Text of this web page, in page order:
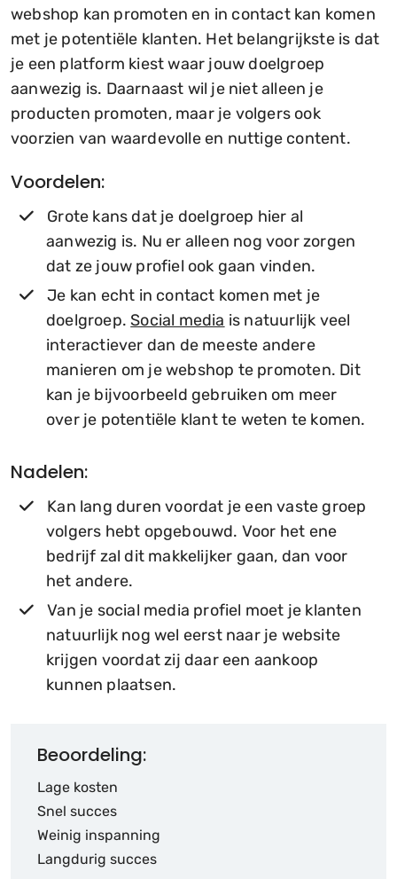
webshop kan promoten en in contact kan komen
met je potentiële klanten. Het belangrijkste is dat
je een platform kiest waar jouw doelgroep
aanwezig is. Daarnaast wil je niet alleen je
producten promoten, maar je volgers ook
voorzien van waardevolle en nuttige content.
Voordelen:
Grote kans dat je doelgroep hier al
aanwezig is. Nu er alleen nog voor zorgen
dat ze jouw profiel ook gaan vinden.
Je kan echt in contact komen met je
doelgroep. Social media is natuurlijk veel
interactiever dan de meeste andere
manieren om je webshop te promoten. Dit
kan je bijvoorbeeld gebruiken om meer
over je potentiële klant te weten te komen.
Nadelen:
Kan lang duren voordat je een vaste groep
volgers hebt opgebouwd. Voor het ene
bedrijf zal dit makkelijker gaan, dan voor
het andere.
Van je social media profiel moet je klanten
natuurlijk nog wel eerst naar je website
krijgen voordat zij daar een aankoop
kunnen plaatsen.
Beoordeling:
Lage kosten
Snel succes
Weinig inspanning
Langdurig succes